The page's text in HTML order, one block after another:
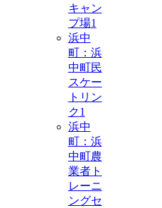
キャン
プ場1
浜中
町：浜
中町民
スケー
トリン
ク1
浜中
町：浜
中町農
業者ト
レーニ
ングセ